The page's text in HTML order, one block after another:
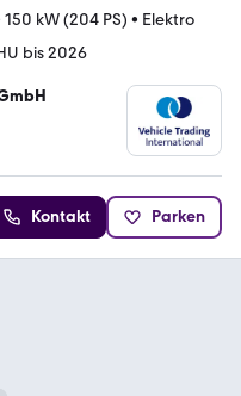
150 kW (204 PS) • Elektro
bis 2026
Kontakt Parken